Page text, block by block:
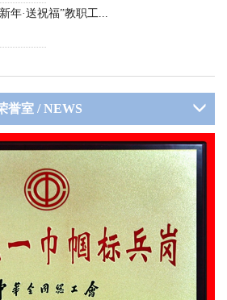
年·送祝福”教职工...
誉室 / NEWS